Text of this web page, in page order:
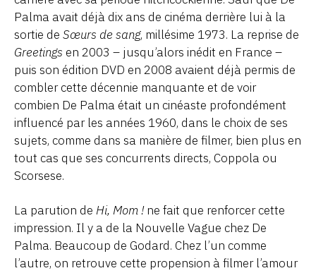
Palma avait déjà dix ans de cinéma derrière lui à la
sortie de Sœurs de sang, millésime 1973. La reprise de
Greetings en 2003 – jusqu’alors inédit en France –
puis son édition DVD en 2008 avaient déjà permis de
combler cette décennie manquante et de voir
combien De Palma était un cinéaste profondément
influencé par les années 1960, dans le choix de ses
sujets, comme dans sa manière de filmer, bien plus en
tout cas que ses concurrents directs, Coppola ou
Scorsese.
La parution de Hi, Mom !ne fait que renforcer cette
impression. Il y a de la Nouvelle Vague chez De
Palma. Beaucoup de Godard. Chez l’un comme
l’autre, on retrouve cette propension à filmer l’amour